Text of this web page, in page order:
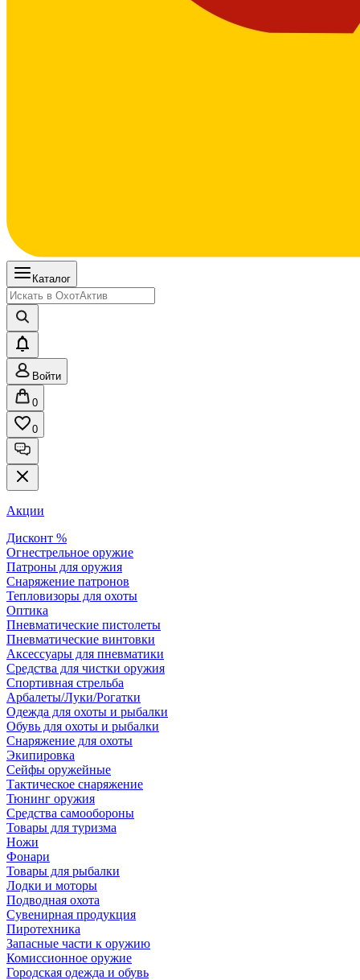
Каталог
Войти
0
0
Акции
Дисконт %
Огнестрельное оружие
Патроны для оружия
Снаряжение патронов
Тепловизоры для охоты
Оптика
Пневматические пистолеты
Пневматические винтовки
Аксессуары для пневматики
Средства для чистки оружия
Спортивная стрельба
Арбалеты/Луки/Рогатки
Одежда для охоты и рыбалки
Обувь для охоты и рыбалки
Снаряжение для охоты
Экипировка
Сейфы оружейные
Тактическое снаряжение
Тюнинг оружия
Средства самообороны
Товары для туризма
Ножи
Фонари
Товары для рыбалки
Лодки и моторы
Подводная охота
Сувенирная продукция
Пиротехника
Запасные части к оружию
Комиссионное оружие
Городская одежда и обувь